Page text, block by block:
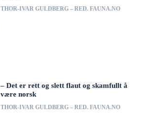
THOR-IVAR GULDBERG – RED. FAUNA.NO
– Det er rett og slett flaut og skamfullt å
være norsk
THOR-IVAR GULDBERG – RED. FAUNA.NO